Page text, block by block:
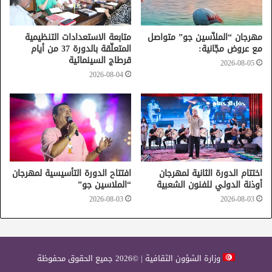
براين آدامز
مهرجان “الملاّسين جو” متواصل
مع عروض مجّانية:
2026-08-05
متابعة الاستعدادات التنظيمية
المتعلّقة بالدورة 37 من أيام
قرطاج السينمائية
2026-08-04
اختتام الدورة الثانية لمهرجان
أوذنة الدولي للفنون الشعبية
2026-08-03
افتتاح الدورة التأسيسية لمهرجان
“الملاسين جو”
2026-08-03
وزارة الشؤون الثقافية | ©2026 جميع الحقوق محفوظة